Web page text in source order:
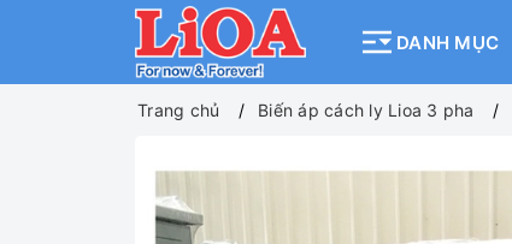
DANH MỤC
Trang chủ Biến áp cách ly Lioa 3 pha